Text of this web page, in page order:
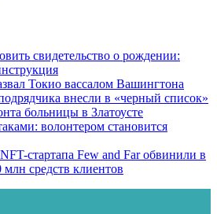
свидетельство о рождении:
Токио вассалом Вашингтона
внесли в «черный список»
больницы в Златоусте
волонтером становится
стартапа Few and Far обвинили в
млн средств клиентов